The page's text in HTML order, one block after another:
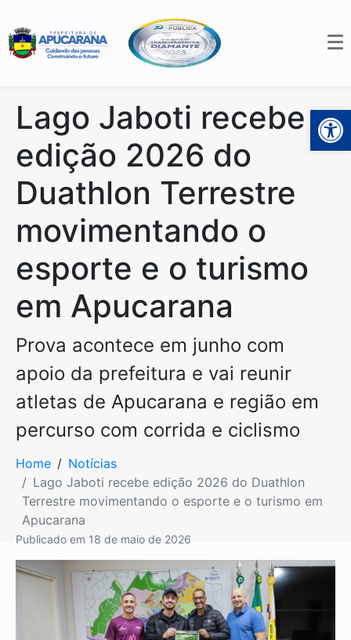
Lago Jaboti recebe
edição 2026 do
Duathlon Terrestre
movimentando o
esporte e o turismo
em Apucarana
Prova acontece em junho com
apoio da prefeitura e vai reunir
atletas de Apucarana e região em
percurso com corrida e ciclismo
Home
Notícias
Lago Jaboti recebe edição 2026 do Duathlon
Terrestre movimentando o esporte e o turismo em
Apucarana
Publicado em 18 de maio de 2026